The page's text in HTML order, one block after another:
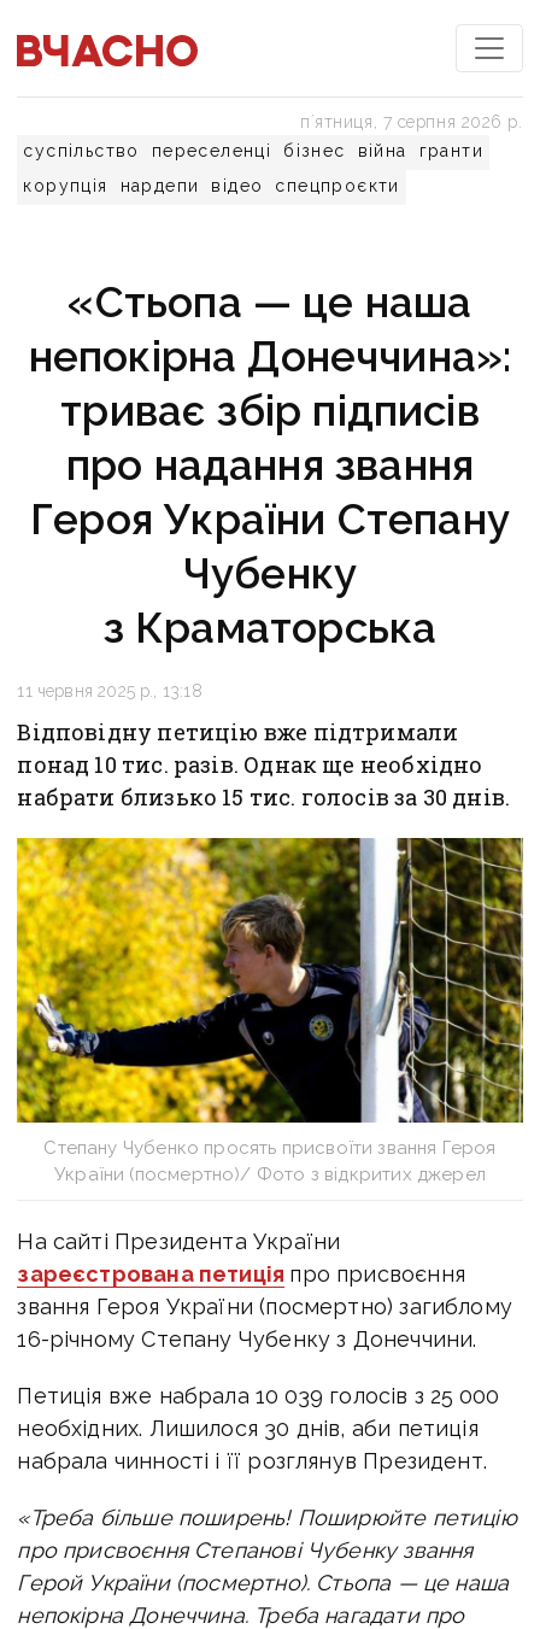
суспільство переселенці бізнес війна
гранти
корупція
нардепи відео спецпроєкти
пʼятниця, 7 серпня 2026 р.
«Стьопа — це наша
непокірна Донеччина»:
триває збір підписів
про надання звання
Героя України Степану
Чубенку
з Краматорська
11 червня 2025 р., 13:18
Відповідну петицію вже підтримали
понад 10 тис. разів. Однак ще необхідно
набрати близько 15 тис. голосів за 30 днів.
Степану Чубенко просять присвоїти звання Героя
України (посмертно)/ Фото з відкритих джерел
На сайті Президента України
зареєстрована петиція про присвоєння
звання Героя України (посмертно) загиблому
16-річному Степану Чубенку з Донеччини.
Петиція вже набрала 10 039 голосів з 25 000
необхідних. Лишилося 30 днів, аби петиція
набрала чинності і її розглянув Президент.
«Треба більше поширень! Поширюйте петицію
про присвоєння Степанові Чубенку звання
Герой України (посмертно). Стьопа — це наша
непокірна Донеччина. Треба нагадати про